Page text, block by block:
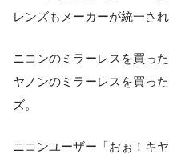
レンズもメーカーが統一さ
ニコンのミラーレスを買っ
ヤノンのミラーレスを買っ
ズ。
ニコンユーザー「おぉ！キ